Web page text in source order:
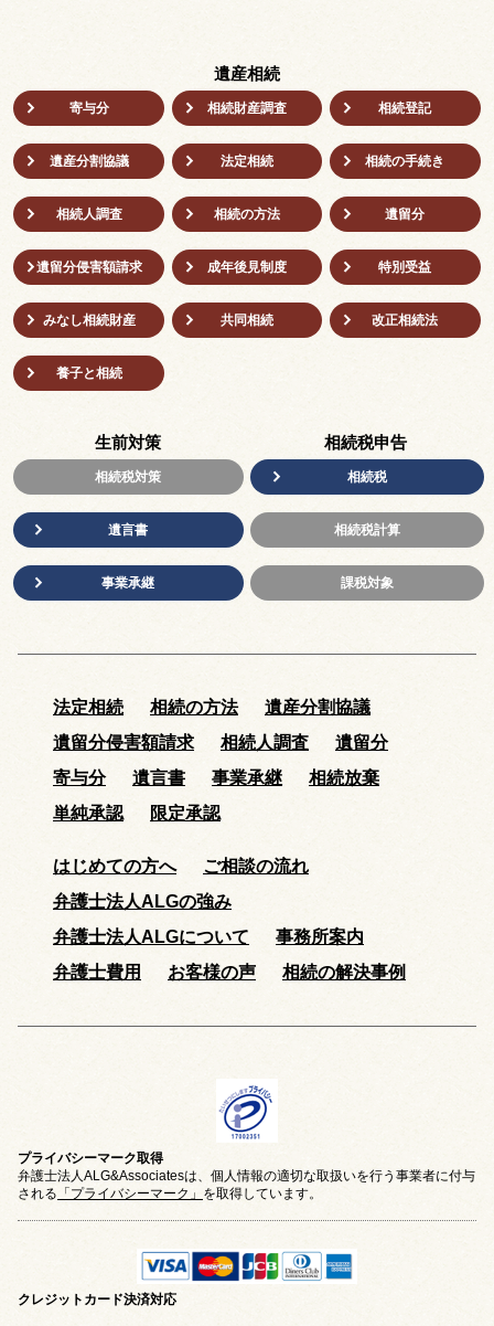
遺産相続
寄与分 相続財産調査 相続登記
遺産分割協議 法定相続 相続の⼿続き
相続人調査 相続の方法 遺留分
遺留分侵害額請求 成年後⾒制度 特別受益
みなし相続財産 共同相続 改正相続法
養子と相続
生前対策
相続税対策
遺言書
事業承継
相続税申告
相続税
相続税計算
課税対象
法定相続 相続の方法
遺産分割協議
遺留分侵害額請求
相続人調査
遺留分
寄与分
遺言書 事業承継
相続放棄
単純承認
限定承認
はじめての方へ
ご相談の流れ
弁護士法人ALGの強み
弁護士法人ALGについて
事務所案内
弁護士費用
お客様の声 相続の解決事例
プライバシーマーク取得
弁護士法人ALG&Associatesは、個人情報の適切な取扱いを行う事業者に付与
される 「プライバシーマーク」 を取得しています。
クレジットカード決済対応